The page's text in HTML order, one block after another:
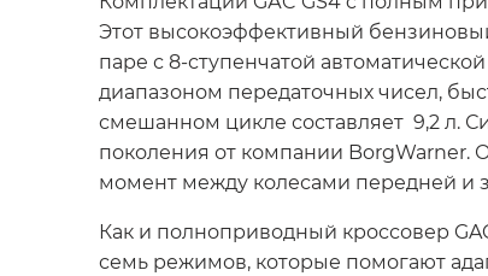
Этот высокоэффективный
паре с 8-ступенчатой
диапазоном передаточных чисел,
смешанном цикле составляет 9,2 л.
поколения от компании BorgWarner.
момент между колесами передней и
Как и полноприводный кроссовер
семь режимов, которые помогают